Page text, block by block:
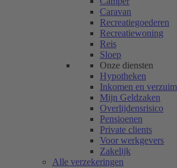
Caravan
Recreatiegoederen
Recreatiewoning
Reis
Sloep
Onze diensten
Hypotheken
Inkomen en verzuim
Mijn Geldzaken
Overlijdensrisico
Pensioenen
Private clients
Voor werkgevers
Zakelijk
Alle verzekeringen